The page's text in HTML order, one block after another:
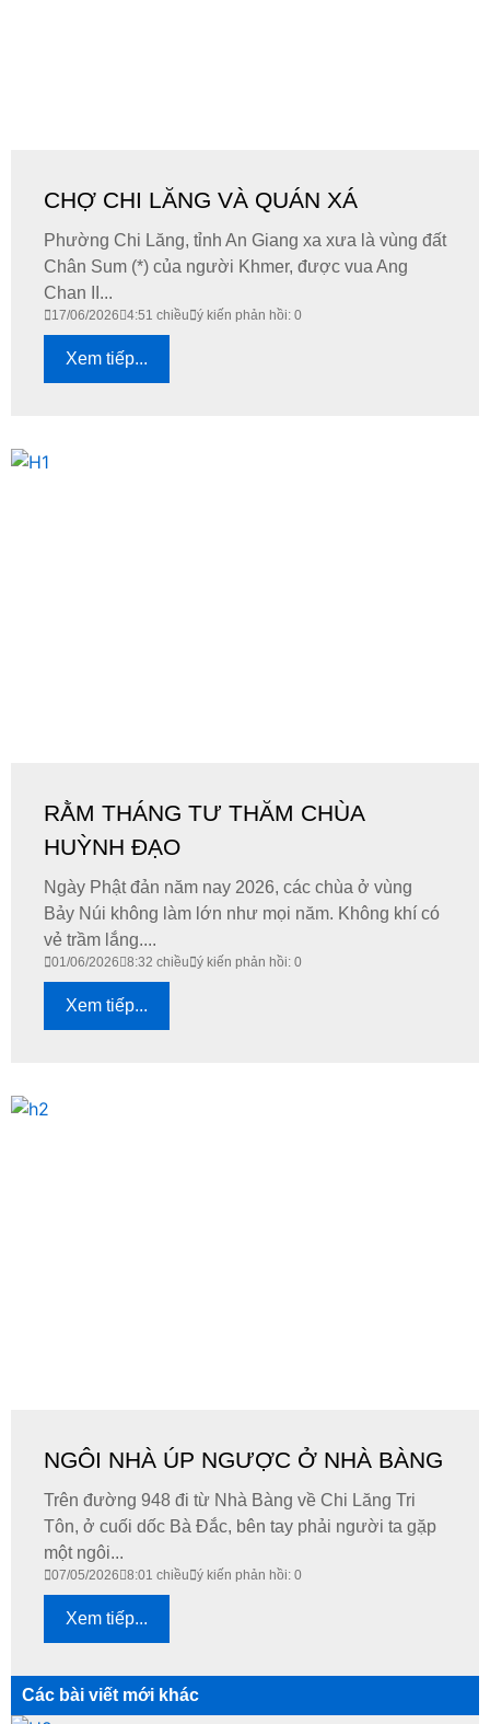
CHỢ CHI LĂNG VÀ QUÁN XÁ
Phường Chi Lăng, tỉnh An Giang xa xưa là vùng đất
Chân Sum (*) của người Khmer, được vua Ang
Chan II...
17/06/2026 4:51 chiều ý kiến phản hồi: 0
Xem tiếp...
RẰM THÁNG TƯ THĂM CHÙA
HUỲNH ĐẠO
Ngày Phật đản năm nay 2026, các chùa ở vùng
Bảy Núi không làm lớn như mọi năm. Không khí có
vẻ trầm lắng....
01/06/2026 8:32 chiều ý kiến phản hồi: 0
Xem tiếp...
NGÔI NHÀ ÚP NGƯỢC Ở NHÀ BÀNG
Trên đường 948 đi từ Nhà Bàng về Chi Lăng Tri
Tôn, ở cuối dốc Bà Đắc, bên tay phải người ta gặp
một ngôi...
07/05/2026 8:01 chiều ý kiến phản hồi: 0
Xem tiếp...
Các bài viết mới khác